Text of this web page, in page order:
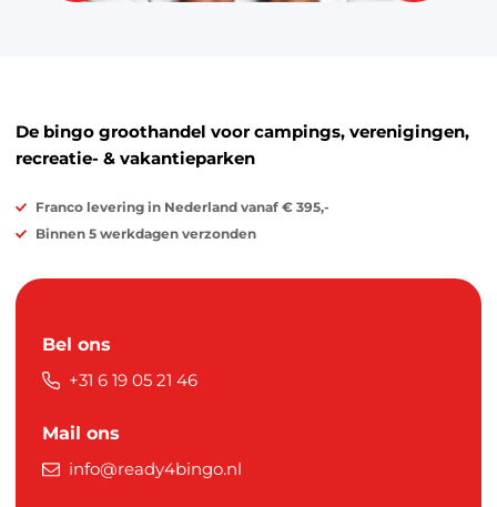
De bingo groothandel voor campings, verenigingen,
recreatie- & vakantieparken
Franco levering in Nederland vanaf € 395,-
Binnen 5 werkdagen verzonden
Bel ons
+31 6 19 05 21 46
Mail ons
info@ready4bingo.nl